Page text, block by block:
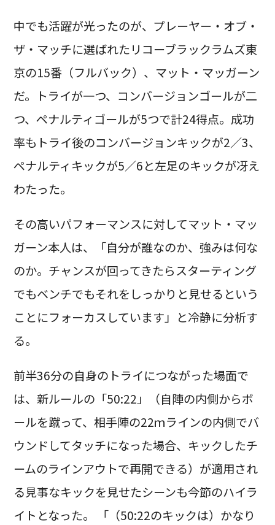
中でも活躍が光ったのが、プレーヤー・オブ・
ザ・マッチに選ばれたリコーブラックラムズ東
京の15番（フルバック）、マット・マッガーン
だ。トライが一つ、コンバージョンゴールが二
つ、ペナルティゴールが5つで計24得点。成功
率もトライ後のコンバージョンキックが2／3、
ペナルティキックが5／6と左足のキックが冴え
わたった。
その高いパフォーマンスに対してマット・マッ
ガーン本人は、「自分が誰なのか、強みは何な
のか。チャンスが回ってきたらスターティング
でもベンチでもそれをしっかりと見せるという
ことにフォーカスしています」と冷静に分析す
る。
前半36分の自身のトライにつながった場面で
は、新ルールの「50:22」（自陣の内側からボ
ールを蹴って、相手陣の22ｍラインの内側でバ
ウンドしてタッチになった場合、キックしたチ
ームのラインアウトで再開できる）が適用され
る見事なキックを見せたシーンも今節のハイラ
イトとなった。 「（50:22のキックは）かなり